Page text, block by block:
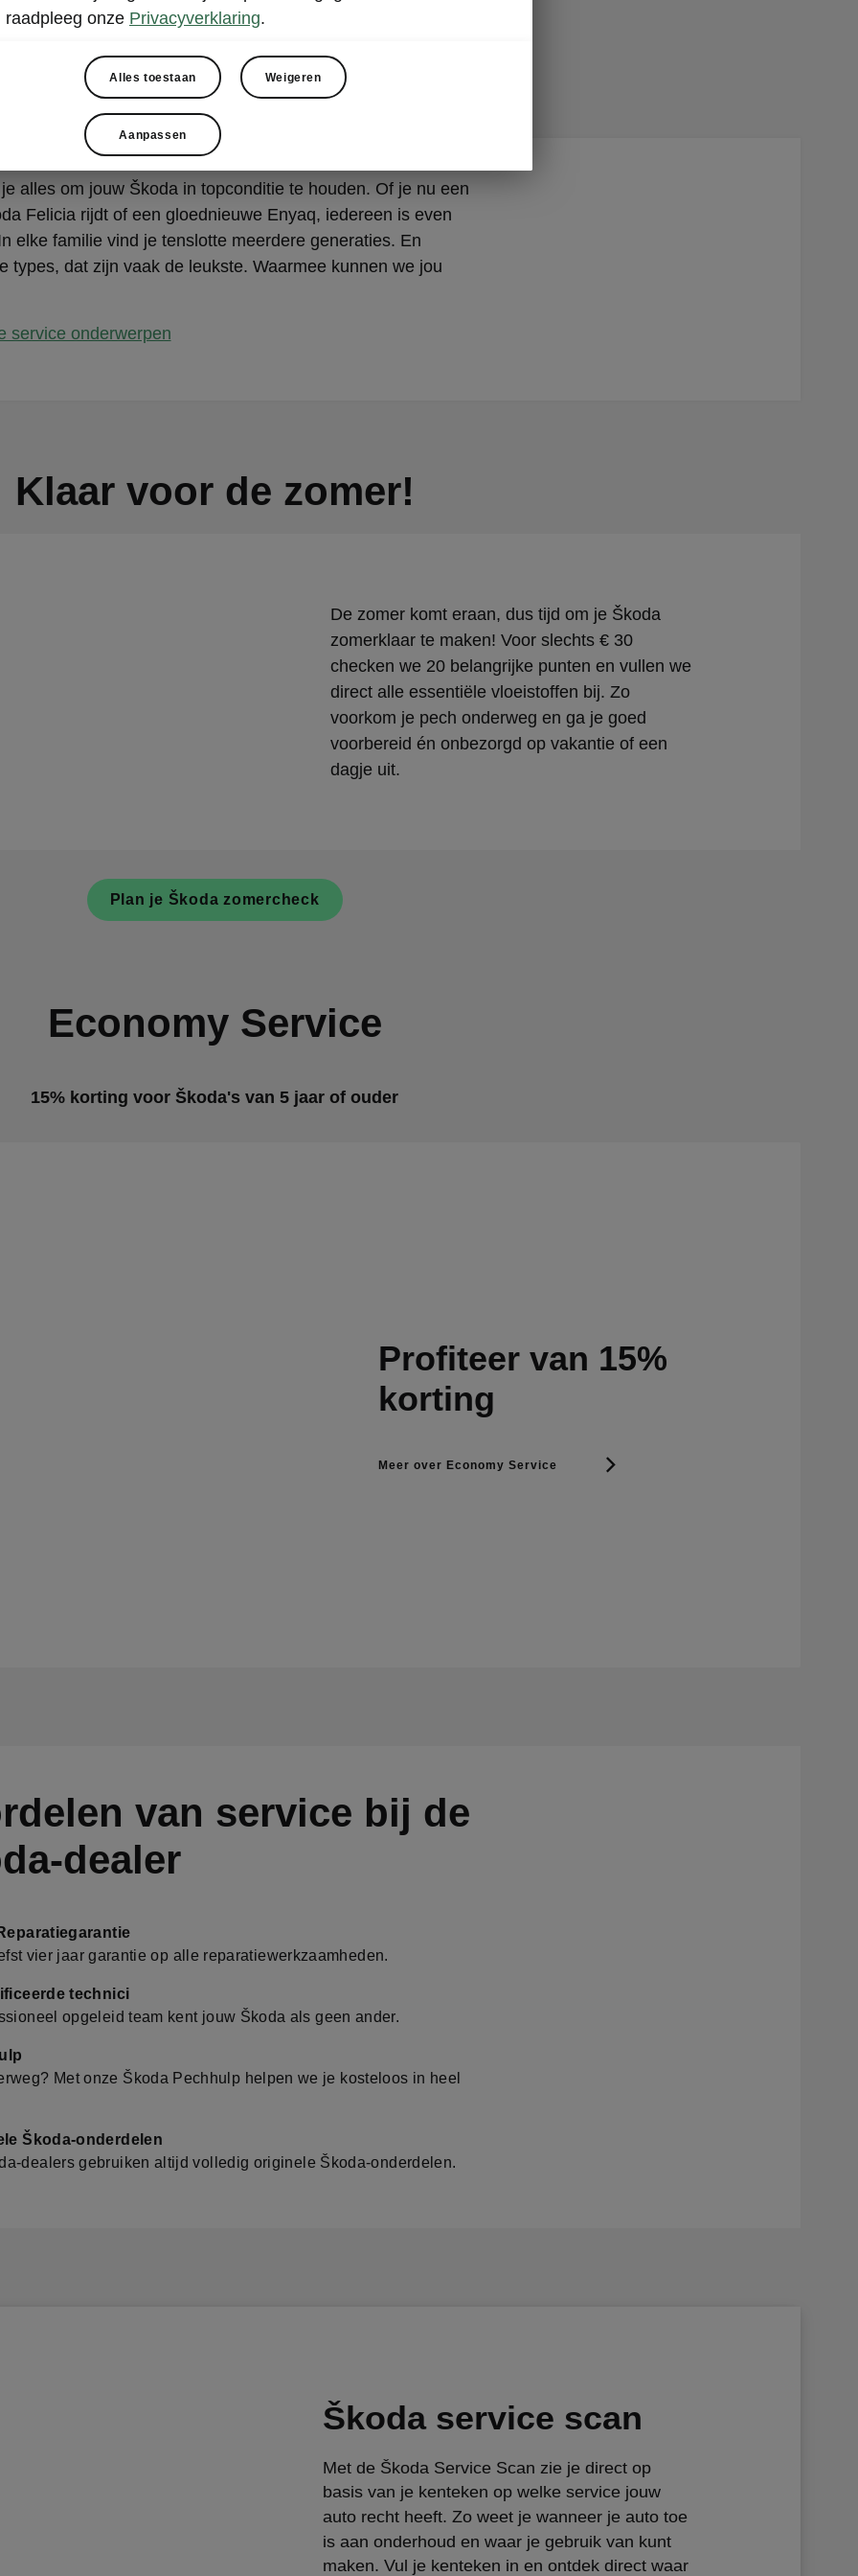
Škoda in topconditie
alles om jouw Škoda in topconditie te houden. Of je nu een
Felicia rijdt of een gloednieuwe Enyaq, iedereen is even
elke familie vind je tenslotte meerdere generaties. En
types, dat zijn vaak de leukste. Waarmee kunnen we jou
service onderwerpen
Klaar voor de zomer!
De zomer komt eraan, dus tijd om je Škoda
zomerklaar te maken! Voor slechts € 30
checken we 20 belangrijke punten en vullen we
direct alle essentiële vloeistoffen bij. Zo
voorkom je pech onderweg en ga je goed
voorbereid én onbezorgd op vakantie of een
dagje uit.
Plan je Škoda zomercheck
Economy Service
15% korting voor Škoda's van 5 jaar of ouder
Profiteer van 15%
korting
Meer over Economy Service
van service bij de
dealer
vier jaar garantie op alle reparatiewerkzaamheden.
technici
opgeleid team kent jouw Škoda als geen ander.
Met onze Škoda Pechhulp helpen we je kosteloos in heel
Škoda-onderdelen
dealers gebruiken altijd volledig originele Škoda-onderdelen.
Škoda service scan
Met de Škoda Service Scan zie je direct op
basis van je kenteken op welke service jouw
auto recht heeft. Zo weet je wanneer je auto toe
is aan onderhoud en waar je gebruik van kunt
maken. Vul je kenteken in en ontdek direct waar
raadpleeg onze Privacyverklaring.
Alles toestaan Weigeren
Aanpassen